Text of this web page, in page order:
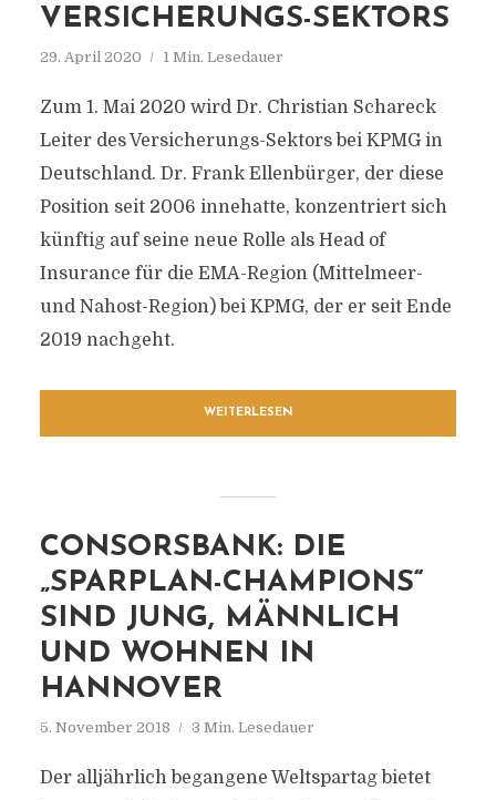
VERSICHERUNGS-SEKTORS
29. April 2020 1 Min. Lesedauer
Zum 1. Mai 2020 wird Dr. Christian Schareck
Leiter des Versicherungs-Sektors bei KPMG in
Deutschland. Dr. Frank Ellenbürger, der diese
Position seit 2006 innehatte, konzentriert sich
künftig auf seine neue Rolle als Head of
Insurance für die EMA-Region (Mittelmeer-
und Nahost-Region) bei KPMG, der er seit Ende
2019 nachgeht.
WEITERLESEN
CONSORSBANK: DIE
„SPARPLAN-CHAMPIONS“
SIND JUNG, MÄNNLICH
UND WOHNEN IN
HANNOVER
5. November 2018 3 Min. Lesedauer
Der alljährlich begangene Weltspartag bietet